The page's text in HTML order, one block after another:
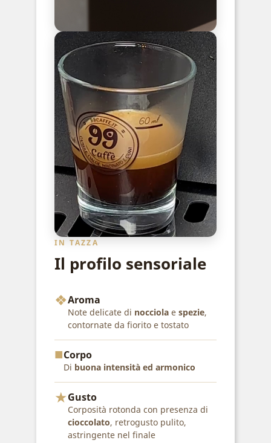
IN TAZZA
Il profilo sensoriale
❖Aroma
Note delicate di nocciolae spezie,
contornate da fiorito e tostato
■Corpo
Di buona intensità ed armonico
★Gusto
Corposità rotonda con presenza di
cioccolato, retrogusto pulito,
astringente nel finale